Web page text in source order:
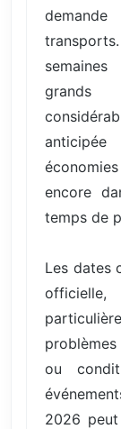
grands
encore
temps de
Les dates
officielle,
ou
2026